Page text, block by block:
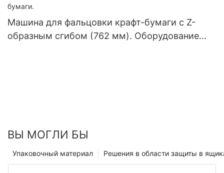
Машина для фальцовки крафт-бумаги с Z-
образным сгибом (762 мм). Оборудование
ВЫ МОГЛИ БЫ
Решения в области защиты в
Упаковочный материал